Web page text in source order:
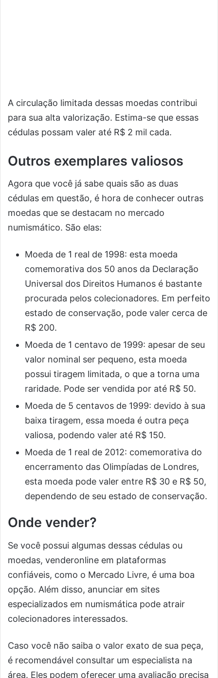
A circulação limitada dessas moedas contribui
para sua alta valorização. Estima-se que essas
cédulas possam valer até R$ 2 mil cada.
Outros exemplares valiosos
Agora que você já sabe quais são as duas
cédulas em questão, é hora de conhecer outras
moedas que se destacam no mercado
numismático. São elas:
Moeda de 1 real de 1998: esta moeda
comemorativa dos 50 anos da Declaração
Universal dos Direitos Humanos é bastante
procurada pelos colecionadores. Em perfeito
estado de conservação, pode valer cerca de
R$ 200.
Moeda de 1 centavo de 1999: apesar de seu
valor nominal ser pequeno, esta moeda
possui tiragem limitada, o que a torna uma
raridade. Pode ser vendida por até R$ 50.
Moeda de 5 centavos de 1999: devido à sua
baixa tiragem, essa moeda é outra peça
valiosa, podendo valer até R$ 150.
Moeda de 1 real de 2012: comemorativa do
encerramento das Olimpíadas de Londres,
esta moeda pode valer entre R$ 30 e R$ 50,
dependendo de seu estado de conservação.
Onde vender?
Se você possui algumas dessas cédulas ou
moedas, venderonline em plataformas
confiáveis, como o Mercado Livre, é uma boa
opção. Além disso, anunciar em sites
especializados em numismática pode atrair
colecionadores interessados.
Caso você não saiba o valor exato de sua peça,
é recomendável consultar um especialista na
área. Eles podem oferecer uma avaliação precisa